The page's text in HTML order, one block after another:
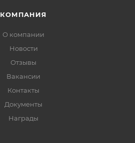
КОМПАНИЯ
О компании
Новости
Отзывы
Вакансии
Контакты
Документы
Награды